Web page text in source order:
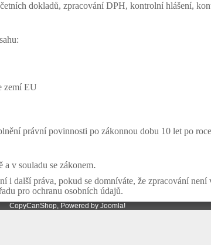
dokladů, zpracování DPH, kontrolní hlášení,
zemí EU
právní povinnosti po zákonnou dobu 10 let po
a v souladu se zákonem.
i další práva, pokud se domníváte, že zpracování
pro ochranu osobních údajů.
CopyCanShop, Powered by Joomla!